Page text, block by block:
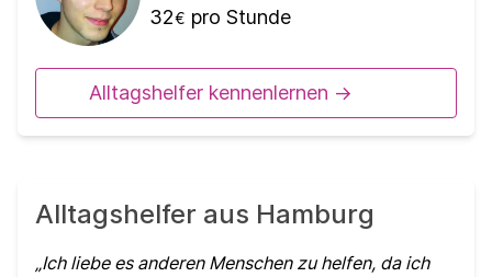
32€ pro Stunde
Alltagshelfer kennenlernen ->
Alltagshelfer aus Hamburg
Ich liebe es anderen Menschen zu helfen, da ich